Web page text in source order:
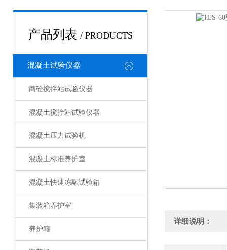
产品列表 / PRODUCTS
混凝土试验仪器
商砼搅拌站试验仪器
混凝土搅拌站试验仪器
混凝土压力试验机
混凝土标准养护室
混凝土快速冻融试验箱
集装箱养护室
养护箱
详细说明：